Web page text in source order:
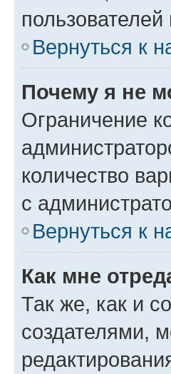
Вернуться к
Почему я не
Ограничение
количество
с
Вернуться к
Как мне
Так же, как и
создателями,